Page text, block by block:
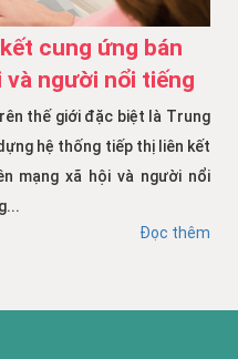
cung ứng bán
và người nổi tiếng
thế giới đặc biệt là Trung
hệ thống tiếp thị liên kết
mạng xã hội và người nổi
Đọc thêm